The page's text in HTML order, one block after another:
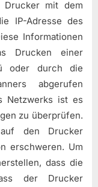
mit dem
IP-Adresse des
Informationen
Drucken einer
oder durch die
abgerufen
Netzwerks ist es
zu überprüfen.
den Drucker
erschweren. Um
dass die
der Drucker